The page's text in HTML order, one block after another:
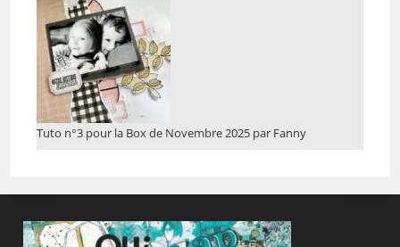
Tuto n°3 pour la Box de Novembre 2025 par Fanny